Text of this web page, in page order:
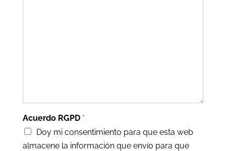
Acuerdo RGPD *
Doy mi consentimiento para que esta web
almacene la información que envío para que